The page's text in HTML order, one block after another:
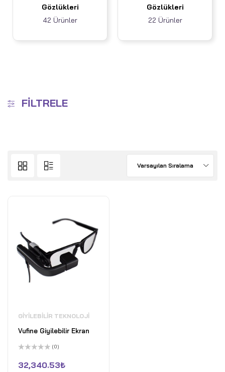
Gözlükleri
42 Ürünler
Gözlükleri
22 Ürünler
FILTRELE
Varsayılan Sıralama
GIYILEBILIR TEKNOLOJI
Vufine Giyilebilir Ekran
üzerinden
0
(0)
32,340.53₺